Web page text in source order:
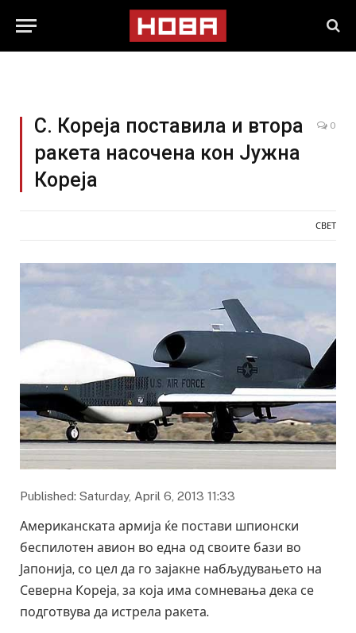
С. Кореја поставила и втора
ракета насочена кон Јужна
Кореја
0
СВЕТ
Published: Saturday, April 6, 2013 11:33
Американската армија ќе постави шпионски
беспилотен авион во една од своите бази во
Јапонија, со цел да го зајакне набљудувањето на
Северна Кореја, за која има сомневања дека се
подготвува да истрела ракета.